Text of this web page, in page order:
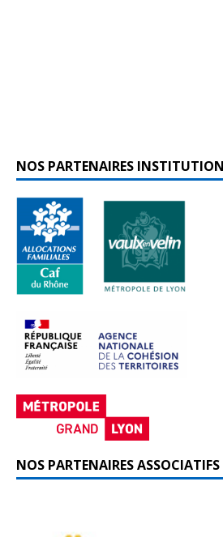
NOS PARTENAIRES
NOS PARTENAIRES ASSOCIATIFS